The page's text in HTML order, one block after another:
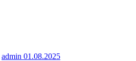
admin 01.08.2025